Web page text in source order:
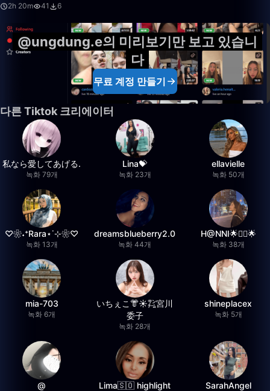
2h 20m
41 6
@ungdung.e의 미리보기만 보고 있습니
다
무료 계정 만들기
다른 Tiktok 크리에이터
私なら愛してあげる.
녹화 79개
Lina💝
녹화 23개
ellavielle
녹화 50개
♡❀˖⁺Rara⋆˙⊹❀♡
녹화 13개
dreamsblueberry2.0
녹화 44개
H@NNI🌟❤️‍🔥🌟
녹화 38개
mia-703
녹화 6개
いちぇこ👘☀️㌠宮川
委子
녹화 28개
shineplacex
녹화 5개
@
Lima🇸🇴 highlight
SarahAngel